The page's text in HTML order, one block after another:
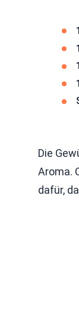
Die
Aroma.
dafür,